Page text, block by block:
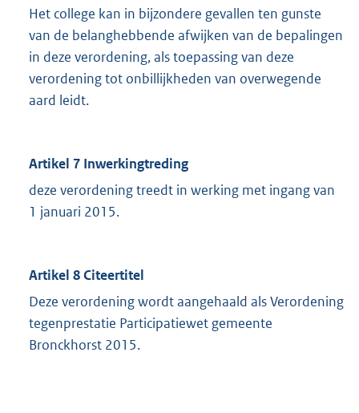
Het college kan in bijzondere gevallen ten gunste
van de belanghebbende afwijken van de bepalingen
in deze verordening, als toepassing van deze
verordening tot onbillijkheden van overwegende
aard leidt.
Artikel 7 Inwerkingtreding
deze verordening treedt in werking met ingang van
1 januari 2015.
Artikel 8 Citeertitel
Deze verordening wordt aangehaald als Verordening
tegenprestatie Participatiewet gemeente
Bronckhorst 2015.